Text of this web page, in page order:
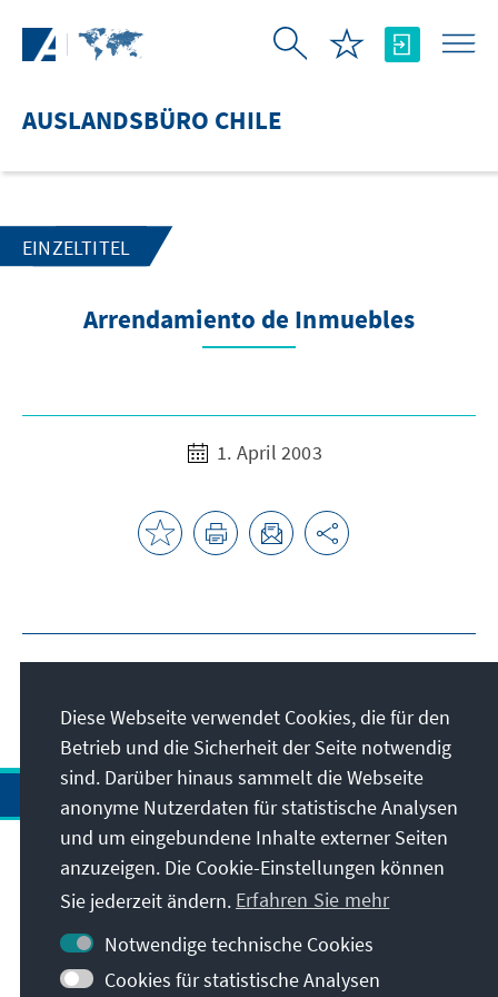
AUSLANDSBÜRO CHILE
EINZELTITEL
Arrendamiento de Inmuebles
1. April 2003
Anschrift
Kontakt
Diese Webseite verwendet Cookies, die für den
Betrieb und die Sicherheit der Seite notwendig
sind. Darüber hinaus sammelt die Webseite
anonyme Nutzerdaten für statistische Analysen
und um eingebundene Inhalte externer Seiten
anzuzeigen. Die Cookie-Einstellungen können
Sie jederzeit ändern. Erfahren Sie mehr
Notwendige technische Cookies
Cookies für statistische Analysen